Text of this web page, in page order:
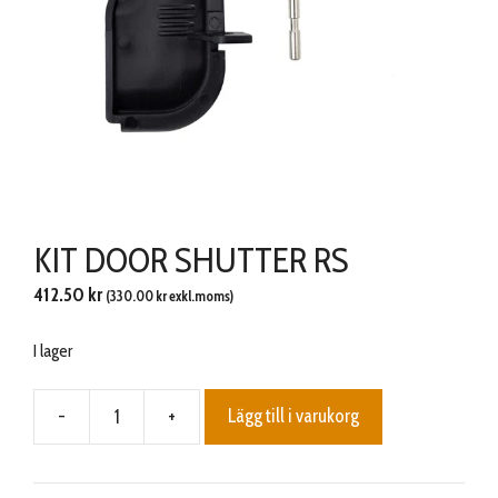
KIT DOOR SHUTTER RS
412.50 kr (330.00 krexkl.moms)
I lager
-
SHUTTER
+ Lägg till i varukorg